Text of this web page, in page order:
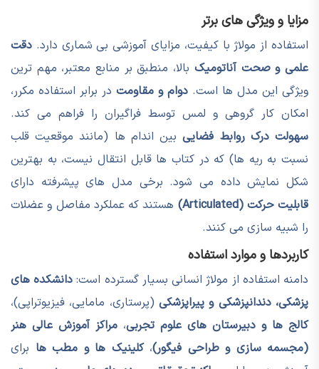
مزایا و ویژگی های برتر
استفاده از مولاژ با کیفیت، مزایای آموزشی بی شماری دارد. دقت
علمی و صحت آناتومیک بالا، منطبق بر منابع معتبر، مهم ترین
ویژگی این مدل ها است. دوام و مقاومت در برابر استفاده مکرر،
امکان کار گروهی و لمس توسط فراگیران را فراهم می کند.
سهولت درک روابط فضاییبین اندام ها (مانند موقعیت قلب
نسبت به ریه ها) که در کتاب ها قابل انتقال نیست، به بهترین
شکل نمایش داده می شود. برخی مدل های پیشرفته دارای
قابلیت حرکت (Articulated)
هستند که عملکرد مفاصل و عضلات
را شبیه سازی می کنند.
کاربردها و موارد استفاده
دامنه استفاده از مولاژ انسانی بسیار گسترده است: دانشکده های
پزشکی، دندانپزشکی و پیراپزشکی (پرستاری، مامایی، فیزیوتراپی)،
کالج ها و دبیرستان های علوم تجربی، مراکز آموزش عالی هنر
(مجسمه سازی و طراحی فیگور)،کلینیک ها و مطب ها برای